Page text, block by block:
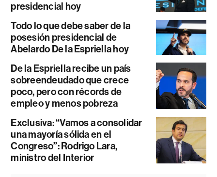
presidencial hoy
Todo lo que debe saber de la
posesión presidencial de
Abelardo De la Espriella hoy
De la Espriella recibe un país
sobreendeudado que crece
poco, pero con récords de
empleo y menos pobreza
Exclusiva: “Vamos a consolidar
una mayoría sólida en el
Congreso”: Rodrigo Lara,
ministro del Interior